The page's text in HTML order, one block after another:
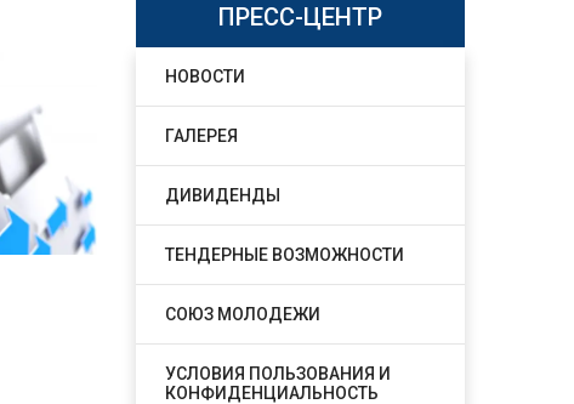
ПРЕСС-ЦЕНТР
НОВОСТИ
ГАЛЕРЕЯ
ДИВИДЕНДЫ
ТЕНДЕРНЫЕ ВОЗМОЖНОСТИ
СОЮЗ МОЛОДЕЖИ
УСЛОВИЯ ПОЛЬЗОВАНИЯ И
КОНФИДЕНЦИАЛЬНОСТЬ